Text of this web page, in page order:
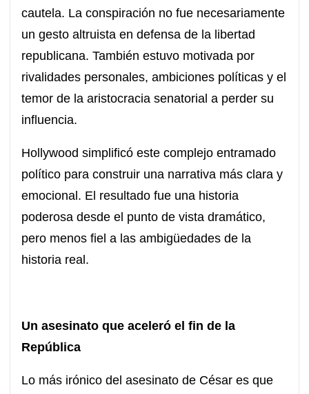
cautela. La conspiración no fue necesariamente
un gesto altruista en defensa de la libertad
republicana. También estuvo motivada por
rivalidades personales, ambiciones políticas y el
temor de la aristocracia senatorial a perder su
influencia.
Hollywood simplificó este complejo entramado
político para construir una narrativa más clara y
emocional. El resultado fue una historia
poderosa desde el punto de vista dramático,
pero menos fiel a las ambigüedades de la
historia real.
Un asesinato que aceleró el fin de la
República
Lo más irónico del asesinato de César es que